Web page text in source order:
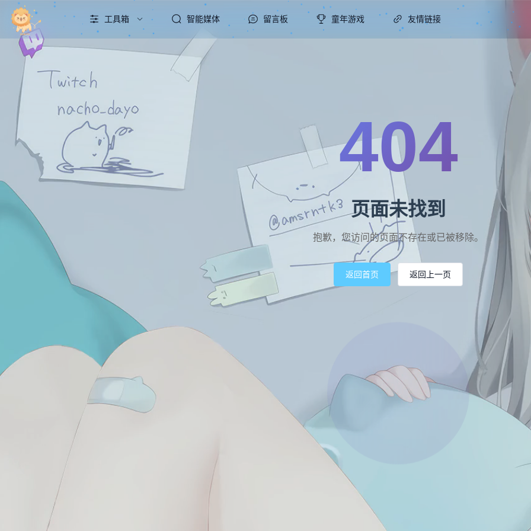
工具箱 智能媒体 留言板 童年游戏 友情链接
404
页面未找到
抱歉，您访问的页面不存在或已被移除。
返回首页 返回上一页